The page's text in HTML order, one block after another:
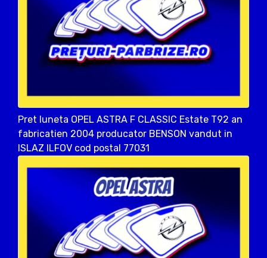
Pret luneta OPEL ASTRA F CLASSIC Estate T92 an
fabricatien 2004 producator BENSON vandut in
ISLAZ ILFOV cod postal 77031